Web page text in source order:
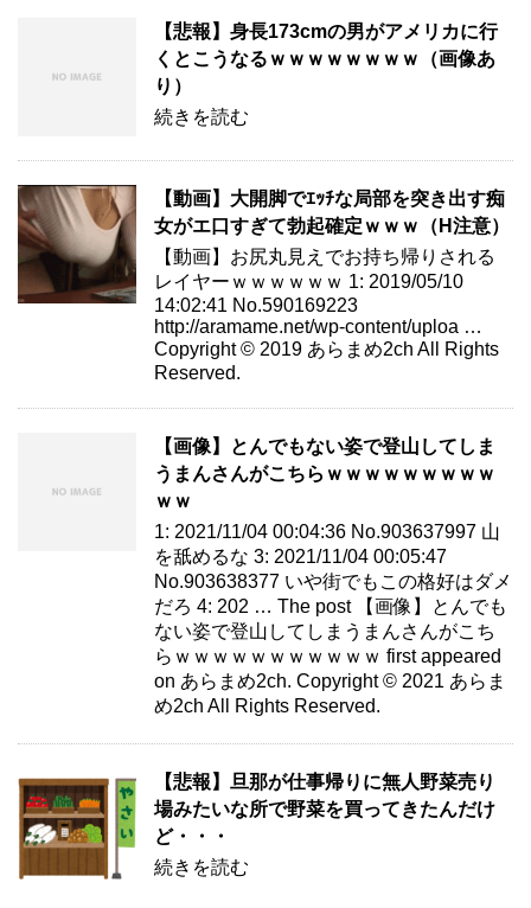
【悲報】身長173cmの男がアメリカに行
くとこうなるｗｗｗｗｗｗｗｗ（画像あ
り）
続きを読む
【動画】大開脚でｴｯﾁな局部を突き出す痴
女がエ口すぎて勃起確定ｗｗｗ（H注意）
【動画】お尻丸見えでお持ち帰りされる
レイヤーｗｗｗｗｗｗ 1: 2019/05/10
14:02:41 No.590169223
http://aramame.net/wp-content/uploa …
Copyright © 2019 あらまめ2ch All Rights
Reserved.
【画像】とんでもない姿で登山してしま
うまんさんがこちらｗｗｗｗｗｗｗｗｗ
ｗｗ
1: 2021/11/04 00:04:36 No.903637997 山
を舐めるな 3: 2021/11/04 00:05:47
No.903638377 いや街でもこの格好はダメ
だろ 4: 202 … The post 【画像】とんでも
ない姿で登山してしまうまんさんがこち
らｗｗｗｗｗｗｗｗｗｗｗ first appeared
on あらまめ2ch. Copyright © 2021 あらま
め2ch All Rights Reserved.
【悲報】旦那が仕事帰りに無人野菜売り
場みたいな所で野菜を買ってきたんだけ
ど・・・
続きを読む